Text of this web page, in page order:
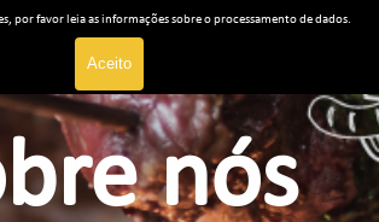
por favor leia as informações sobre o processamento de dados.
Aceito
Pular menu
nós